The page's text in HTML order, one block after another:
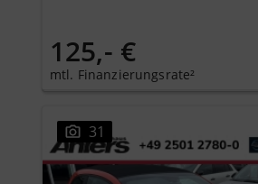
125,- €
mtl. Finanzierungsrate²
31